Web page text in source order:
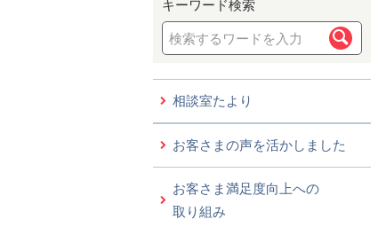
キーワード検索
相談室たより
お客さまの声を活かしました
お客さま満足度向上への
取り組み